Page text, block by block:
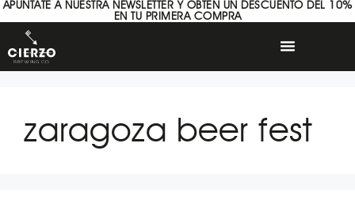
APÚNTATE A NUESTRA NEWSLETTER Y OBTÉN UN DESCUENTO DEL 10%
EN TU PRIMERA COMPRA
zaragoza beer fest